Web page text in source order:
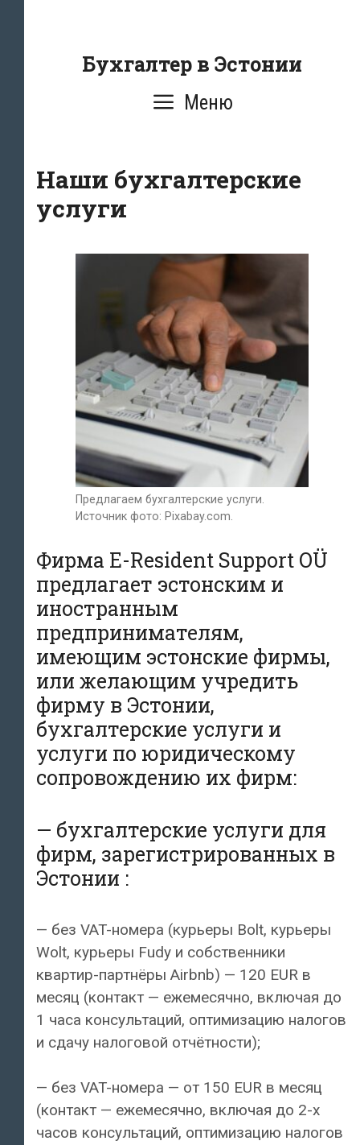
содержаниюБухгалтер в Эстонии
Меню
Наши бухгалтерские
услуги
Предлагаем бухгалтерские услуги.
Источник фото: Pixabay.com.
Фирма E-Resident Support OÜ
предлагает эстонским и
иностранным
предпринимателям,
имеющим эстонские фирмы,
или желающим учредить
фирму в Эстонии,
бухгалтерские услуги и
услуги по юридическому
сопровождению их фирм:
— бухгалтерские услуги для
фирм, зарегистрированных в
Эстонии :
— без VAT-номера (курьеры Bolt, курьеры
Wolt, курьеры Fudy и собственники
квартир-партнёры Airbnb) — 120 EUR в
месяц (контакт — ежемесячно, включая до
1 часа консультаций, оптимизацию налогов
и сдачу налоговой отчётности);
— без VAT-номера — от 150 EUR в месяц
(контакт — ежемесячно, включая до 2-х
часов консультаций, оптимизацию налогов